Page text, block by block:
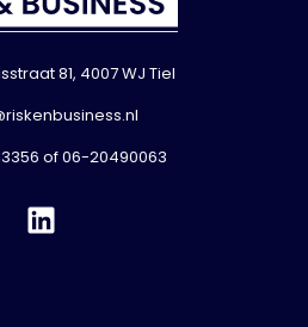
81, 4007 WJ Tiel
of06-20490063